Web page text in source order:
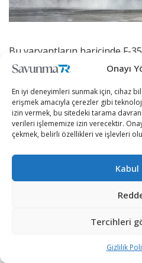
Onayı
En iyi deneyimleri sunmak için, cihaz
erişmek amacıyla çerezler gibi
izin vermek, bu sitedeki tarama
verileri işlememize izin verecektir.
çekmek, belirli özellikleri ve işlevleri
Kabul
Tercihleri
Gizlilik
Bu varyantların haricinde F-
birkaç değişiklikle uçaklarını
değişikliklerle üretilmiştir.
Türkiye F-35
Türkiye hava savunma
ülkelerden karşılamak üzere
Ancak bir sonuca varılamadı.
Çin menşeli HQ-9 kazanmış
gelen siyasi baskılar ve